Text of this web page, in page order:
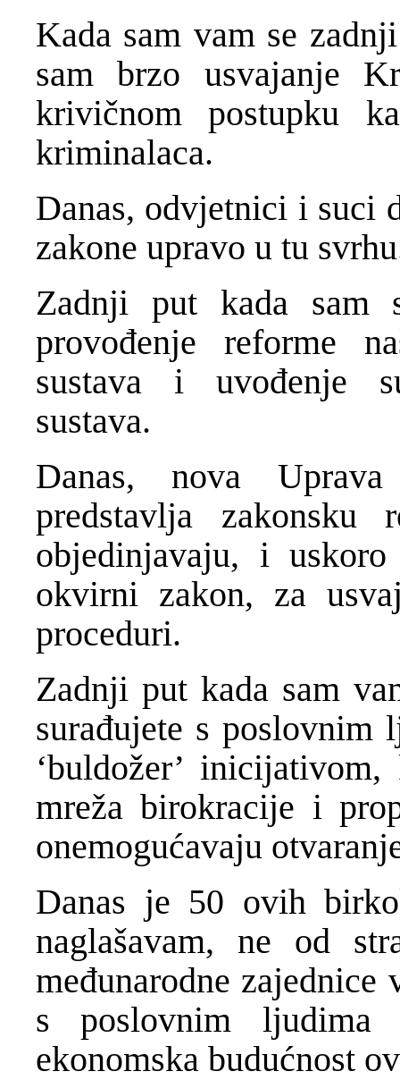
Kada sam vam se
sam brzo usvajanje
krivičnom postupku
kriminalaca.
Danas, odvjetnici i suci
zakone upravo u tu
Zadnji put kada sam
provođenje reforme
sustava i uvođenje
sustava.
Danas, nova
predstavlja zakonsku
objedinjavaju, i
okvirni zakon, za
proceduri.
Zadnji put kada sam
surađujete s
‘buldožer’
mreža birokracije i
onemogućavaju
Danas je 50 ovih
naglašavam, ne od
međunarodne zajednice
s poslovnim
ekonomska budućnost